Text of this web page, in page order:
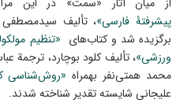
پیشرفتۀ فارسی»، تألیف
برگزیده شد و کتاب‌های «تنظیم
ورزشی»، تألیف کلود بوچارد، ترجمة
محمد همتی‌نفر بهمراه«روش‌شناسی
علیجانی شایسته تقدیر شناخته شدند.